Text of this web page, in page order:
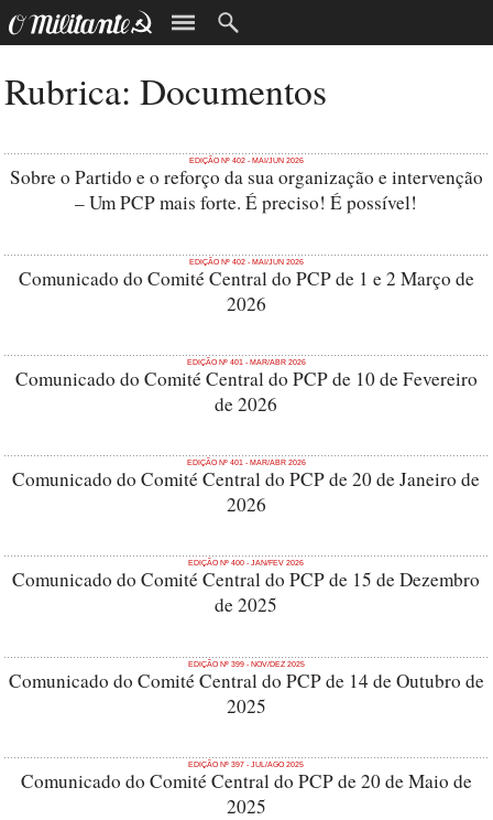
Rubrica: Documentos
EDIÇÃO Nº 402 - MAI/JUN 2026
Sobre o Partido e o reforço da sua organização e intervenção
– Um PCP mais forte. É preciso! É possível!
EDIÇÃO Nº 402 - MAI/JUN 2026
Comunicado do Comité Central do PCP de 1 e 2 Março de
2026
EDIÇÃO Nº 401 - MAR/ABR 2026
Comunicado do Comité Central do PCP de 10 de Fevereiro
de 2026
EDIÇÃO Nº 401 - MAR/ABR 2026
Comunicado do Comité Central do PCP de 20 de Janeiro de
2026
EDIÇÃO Nº 400 - JAN/FEV 2026
Comunicado do Comité Central do PCP de 15 de Dezembro
de 2025
EDIÇÃO Nº 399 - NOV/DEZ 2025
Comunicado do Comité Central do PCP de 14 de Outubro de
2025
EDIÇÃO Nº 397 - JUL/AGO 2025
Comunicado do Comité Central do PCP de 20 de Maio de
2025